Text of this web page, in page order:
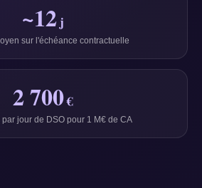
~12j
sur l'échéance contractuelle
2 700€
jour de DSO pour 1 M€ de CA